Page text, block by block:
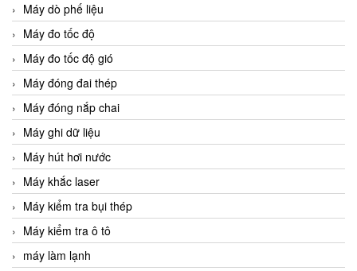
Máy dò phế liệu
Máy đo tốc độ
Máy đo tốc độ gió
Máy đóng đai thép
Máy đóng nắp chai
Máy ghi dữ liệu
Máy hút hơi nước
Máy khắc laser
Máy kiểm tra bụi thép
Máy kiểm tra ô tô
máy làm lạnh